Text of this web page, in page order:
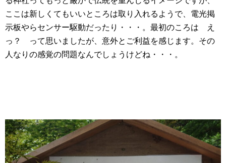
ここは新しくてもいいところは取り入れるようで、電光掲
示板やらセンサー駆動だったり・・・。最初のころは え
っ？ って思いましたが、意外とご利益を感じます。その
人なりの感覚の問題なんでしょうけどね・・・。